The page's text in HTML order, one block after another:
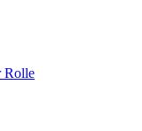
Rolle